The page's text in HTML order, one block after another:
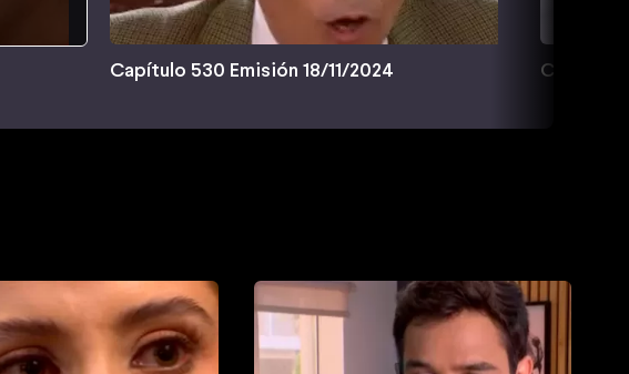
Capítulo 530 Emisión 18/11/2024 Capítulo